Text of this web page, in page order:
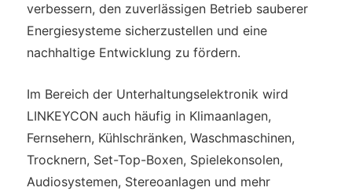
verbessern, den zuverlässigen Betrieb sauberer
Energiesysteme sicherzustellen und eine
nachhaltige Entwicklung zu fördern.
Im Bereich der Unterhaltungselektronik wird
LINKEYCON auch häufig in Klimaanlagen,
Fernsehern, Kühlschränken, Waschmaschinen,
Trocknern, Set-Top-Boxen, Spielekonsolen,
Audiosystemen, Stereoanlagen und mehr